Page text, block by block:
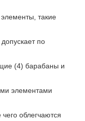
такие
по
(4) барабаны и
элементами
облегчаются